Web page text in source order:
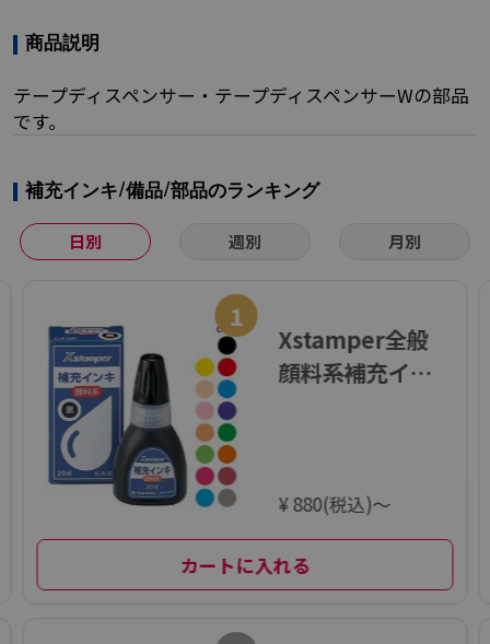
商品説明
テープディスペンサー・テープディスペンサーWの部品
です。
補充インキ/備品/部品のランキング
日別 週別 月別
1
Xstamper全般
顔料系補充イン
¥ 880(税込)～
カートに入れる